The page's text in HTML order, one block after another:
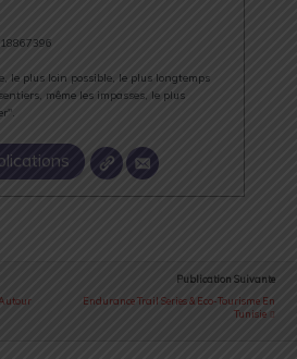
le plus loin possible, le plus longtemps
même les impasses, le plus
Publication Suivante
Endurance Trail Series & Eco-Tourisme En
Tunisie